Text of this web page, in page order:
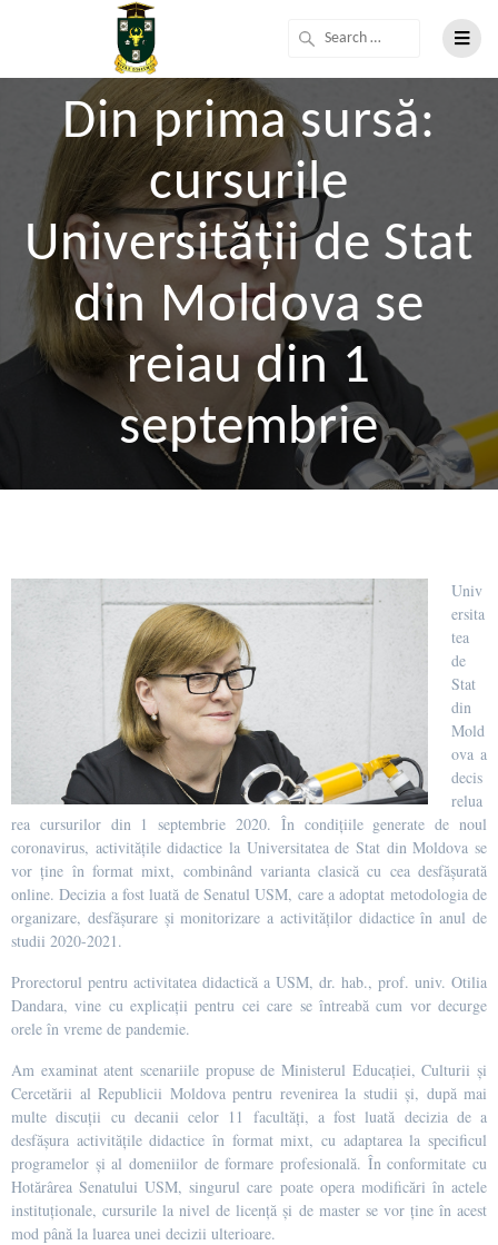
Din prima sursă:
cursurile
Universității de Stat
din Moldova se
reiau din 1
septembrie
Univ
ersita
tea
de
Stat
din
Mold
ova a
decis
relua
rea cursurilor din 1 septembrie 2020. În condițiile generate de noul
coronavirus, activitățile didactice la Universitatea de Stat din Moldova se
vor ține în format mixt, combinând varianta clasică cu cea desfășurată
online. Decizia a fost luată de Senatul USM, care a adoptat metodologia de
organizare, desfășurare și monitorizare a activităților didactice în anul de
studii 2020-2021.
Prorectorul pentru activitatea didactică a USM, dr. hab., prof. univ. Otilia
Dandara, vine cu explicații pentru cei care se întreabă cum vor decurge
orele în vreme de pandemie.
Am examinat atent scenariile propuse de Ministerul Educației, Culturii și
Cercetării al Republicii Moldova pentru revenirea la studii și, după mai
multe discuții cu decanii celor 11 facultăți, a fost luată decizia de a
desfășura activitățile didactice în format mixt, cu adaptarea la specificul
programelor și al domeniilor de formare profesională. În conformitate cu
Hotărârea Senatului USM, singurul care poate opera modificări în actele
instituționale, cursurile la nivel de licență și de master se vor ține în acest
mod până la luarea unei decizii ulterioare.